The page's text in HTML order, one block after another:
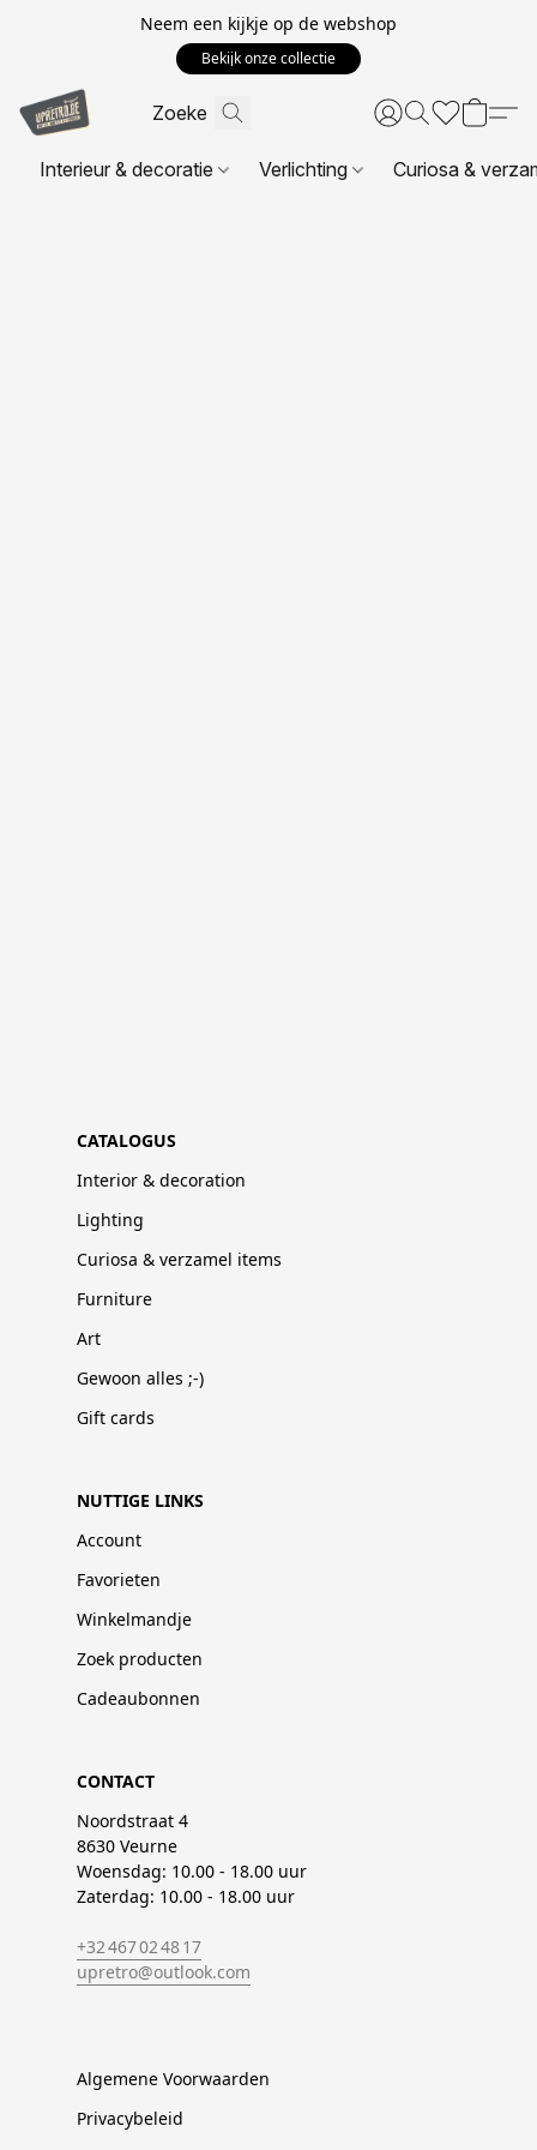
Neem een kijkje op de webshop
Bekijk onze collectie
Interieur & decoratie Verlichting Curiosa &
CATALOGUS
Interior & decoration
Lighting
Curiosa & verzamel items
Furniture
Art
Gewoon alles ;-)
Gift cards
NUTTIGE LINKS
Account
Favorieten
Winkelmandje
Zoek producten
Cadeaubonnen
CONTACT
Noordstraat 4
8630 Veurne
Woensdag: 10.00 - 18.00 uur
Zaterdag: 10.00 - 18.00 uur
+32 467 02 48 17
upretro@outlook.com
Algemene Voorwaarden
Privacybeleid